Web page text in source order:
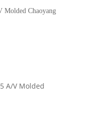
Molded Chaoyang
A/V Molded